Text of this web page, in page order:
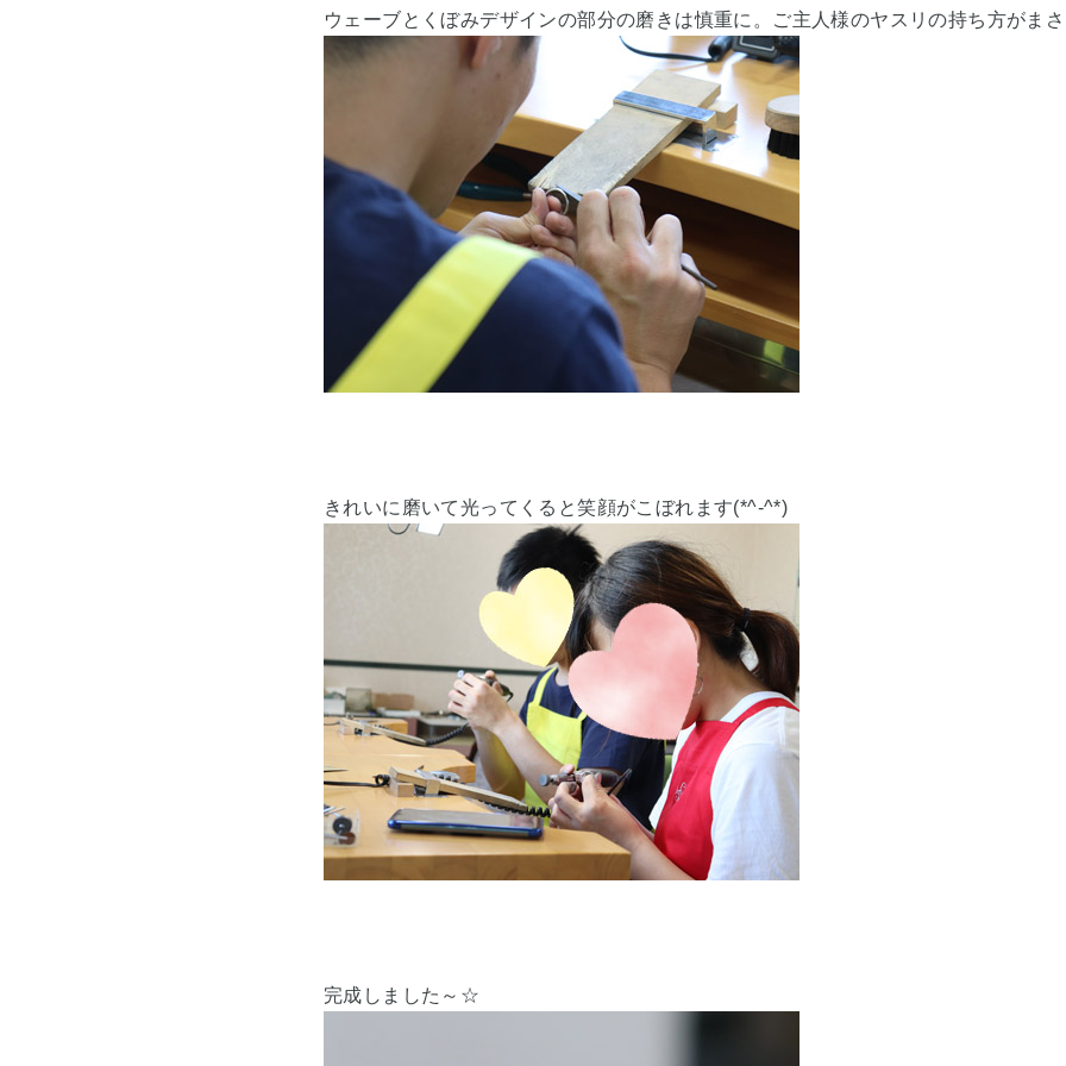
ウェーブとくぼみデザインの部分の磨きは慎重に。ご主人様のヤスリの持ち方がま
きれいに磨いて光ってくると笑顔がこぼれます(*^-^*)
完成しました～☆